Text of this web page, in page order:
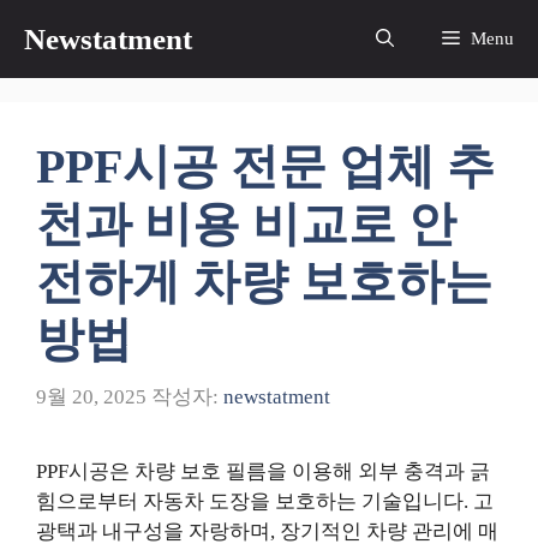
츠
Newstatment Menu
PPF시공 전문 업체 추
천과 비용 비교로 안
전하게 차량 보호하는
방법
9월 20, 2025 작성자: newstatment
PPF시공은 차량 보호 필름을 이용해 외부 충격과 긁
힘으로부터 자동차 도장을 보호하는 기술입니다. 고
광택과 내구성을 자랑하며, 장기적인 차량 관리에 매